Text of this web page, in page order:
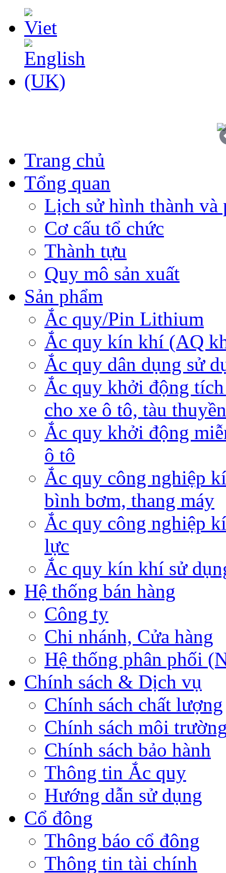
Trang chủ
Tổng quan
Lịch sử hình thành và
Cơ cấu tổ chức
Thành tựu
Quy mô sản xuất
Sản phẩm
Ắc quy/Pin Lithium
Ắc quy kín khí (AQ
Ắc quy dân dụng sử
Ắc quy khởi động
cho xe ô tô, tàu thuyền
Ắc quy khởi động
ô tô
Ắc quy công nghiệp
bình bơm, thang máy
Ắc quy công nghiệp
lực
Ắc quy kín khí sử
Hệ thống bán hàng
Công ty
Chi nhánh, Cửa hàng
Hệ thống phân phối
Chính sách & Dịch vụ
Chính sách chất lượng
Chính sách môi
Chính sách bảo hành
Thông tin Ắc quy
Hướng dẫn sử dụng
Cổ đông
Thông báo cổ đông
Thông tin tài chính